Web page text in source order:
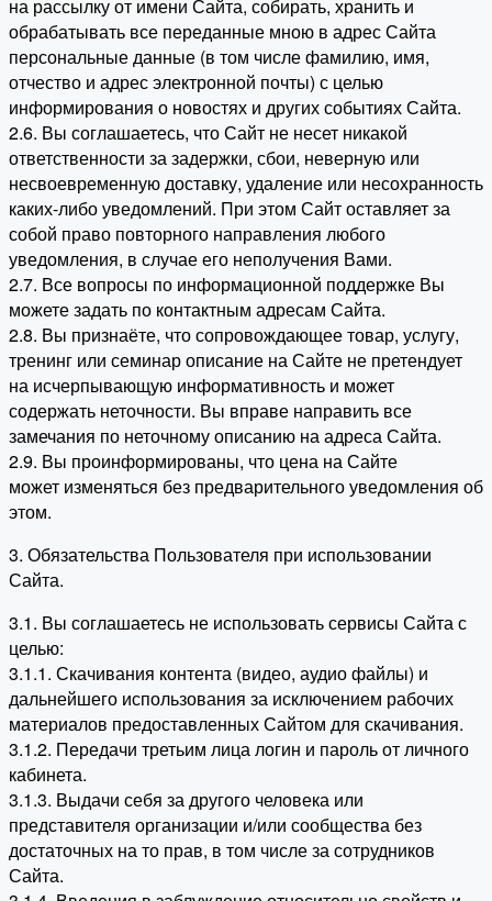
на рассылку от имени Сайта, собирать, хранить и
обрабатывать все переданные мною в адрес Сайта
персональные данные (в том числе фамилию, имя,
отчество и адрес электронной почты) с целью
информирования о новостях и других событиях Сайта.
2.6. Вы соглашаетесь, что Сайт не несет никакой
ответственности за задержки, сбои, неверную или
несвоевременную доставку, удаление или несохранность
каких-либо уведомлений. При этом Сайт оставляет за
собой право повторного направления любого
уведомления, в случае его неполучения Вами.
2.7. Все вопросы по информационной поддержке Вы
можете задать по контактным адресам Сайта.
2.8. Вы признаёте, что сопровождающее товар, услугу,
тренинг или семинар описание на Сайте не претендует
на исчерпывающую информативность и может
содержать неточности. Вы вправе направить все
замечания по неточному описанию на адреса Сайта.
2.9. Вы проинформированы, что цена на Сайте
может изменяться без предварительного уведомления об
этом.
3. Обязательства Пользователя при использовании
Сайта.
3.1. Вы соглашаетесь не использовать сервисы Сайта с
целью:
3.1.1. Скачивания контента (видео, аудио файлы) и
дальнейшего использования за исключением рабочих
материалов предоставленных Сайтом для скачивания.
3.1.2. Передачи третьим лица логин и пароль от личного
кабинета.
3.1.3. Выдачи себя за другого человека или
представителя организации и/или сообщества без
достаточных на то прав, в том числе за сотрудников
Сайта.